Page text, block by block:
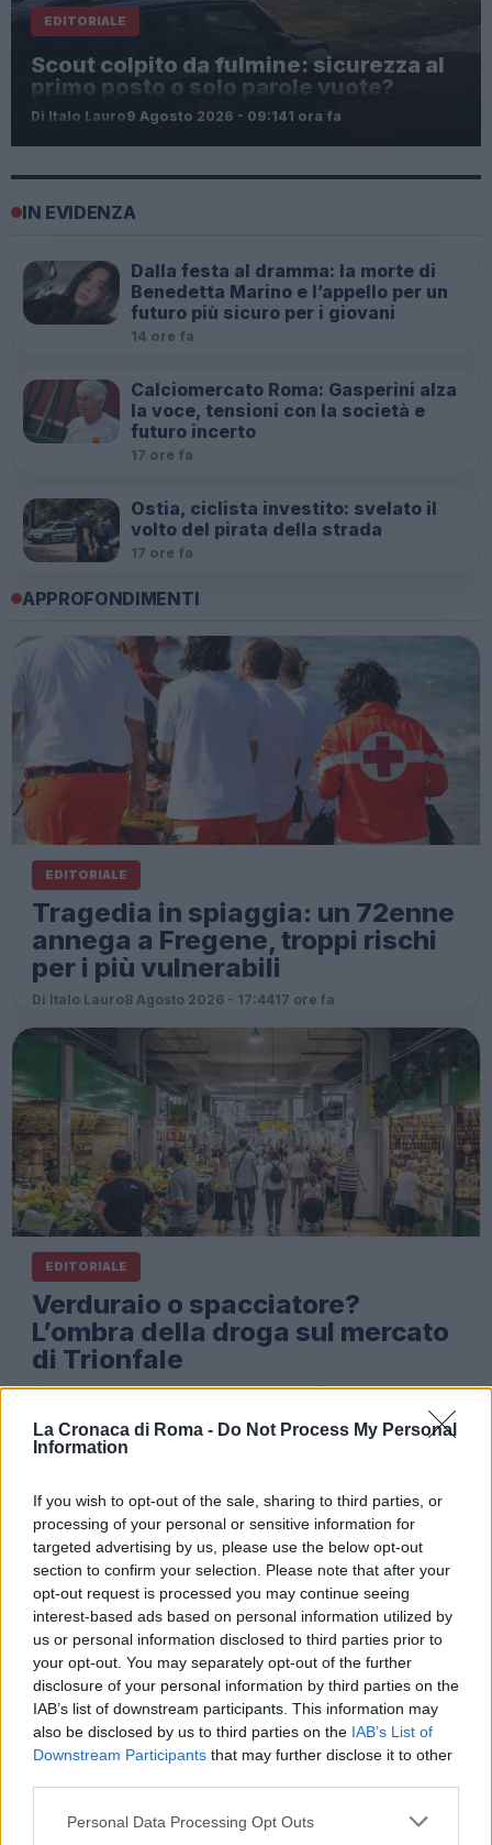
La Cronaca di Roma - Do Not Process My Personal
Information
If you wish to opt-out of the sale, sharing to third parties, or
processing of your personal or sensitive information for
targeted advertising by us, please use the below opt-out
section to confirm your selection. Please note that after your
opt-out request is processed you may continue seeing
interest-based ads based on personal information utilized by
us or personal information disclosed to third parties prior to
your opt-out. You may separately opt-out of the further
disclosure of your personal information by third parties on the
IAB’s list of downstream participants. This information may
also be disclosed by us to third parties on the IAB’s List of
Downstream Participants that may further disclose it to other
Please note that this website/app uses one or more Google
Personal Data Processing Opt Outs
EDITORIALE
Scout colpito da fulmine: sicurezza al
primo posto o solo parole vuote?
Di Italo Lauro9 Agosto 2026 - 09:141 ora fa
IN EVIDENZA
Dalla festa al dramma: la morte di
Benedetta Marino e l’appello per un
futuro più sicuro per i giovani
14 ore fa
Calciomercato Roma: Gasperini alza
la voce, tensioni con la società e
futuro incerto
17 ore fa
Ostia, ciclista investito: svelato il
volto del pirata della strada
17 ore fa
APPROFONDIMENTI
EDITORIALE
Tragedia in spiaggia: un 72enne
annega a Fregene, troppi rischi
per i più vulnerabili
Di Italo Lauro8 Agosto 2026 - 17:4417 ore fa
EDITORIALE
Verduraio o spacciatore?
L’ombra della droga sul mercato
di Trionfale
Di Italo Lauro8 Agosto 2026 - 16:4418 ore fa
1
stradale a rischio tra indifferenza e
irresponsabilità
5 giorni fa
2
Tragedia alla Balduina: la morte del
dentista Federico Derla e la questione
della sicurezza stradale
2 giorni fa
Omicidio a Roma: un ragazzo sfregiato con
l’acido muore, la comunità in apprensione
6 giorni fa